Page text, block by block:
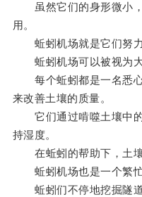
虽然它们的身形微小，
用。
蚯蚓机场就是它们努力
蚯蚓机场可以被视为大
每个蚯蚓都是一名悉心
来改善土壤的质量。
它们通过啃噬土壤中的
持湿度。
在蚯蚓的帮助下，土壤
蚯蚓机场也是一个繁忙
蚯蚓们不停地挖掘隧道